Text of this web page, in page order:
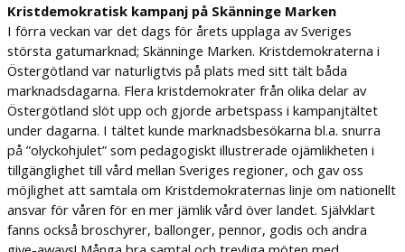
Kristdemokratisk kampanj på Skänninge Marken
I förra veckan var det dags för årets upplaga av Sveriges
största gatumarknad; Skänninge Marken. Kristdemokraterna i
Östergötland var naturligtvis på plats med sitt tält båda
marknadsdagarna. Flera kristdemokrater från olika delar av
Östergötland slöt upp och gjorde arbetspass i kampanjtältet
under dagarna. I tältet kunde marknadsbesökarna bl.a. snurra
på ”olyckohjulet” som pedagogiskt illustrerade ojämlikheten i
tillgänglighet till vård mellan Sveriges regioner, och gav oss
möjlighet att samtala om Kristdemokraternas linje om nationellt
ansvar för våren för en mer jämlik vård över landet. Självklart
fanns också broschyrer, ballonger, pennor, godis och andra